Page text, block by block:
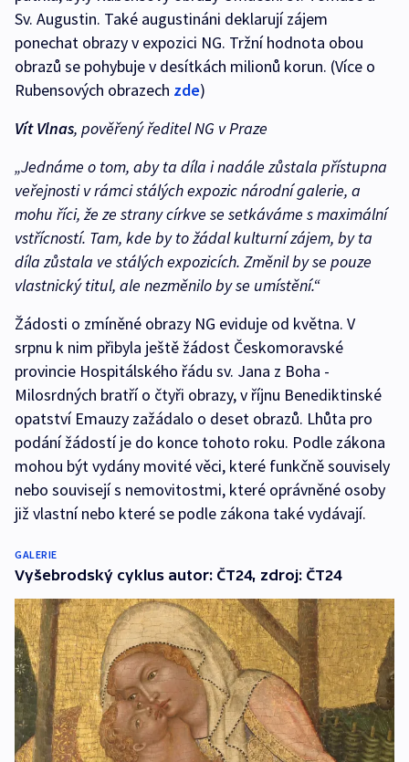
Sv. Augustin. Také augustináni deklarují zájem
ponechat obrazy v expozici NG. Tržní hodnota obou
obrazů se pohybuje v desítkách milionů korun. (Více o
Rubensových obrazech zde)
Vít Vlnas, pověřený ředitel NG v Praze
„Jednáme o tom, aby ta díla i nadále zůstala přístupna
veřejnosti v rámci stálých expozic národní galerie, a
mohu říci, že ze strany církve se setkáváme s maximální
vstřícností. Tam, kde by to žádal kulturní zájem, by ta
díla zůstala ve stálých expozicích. Změnil by se pouze
vlastnický titul, ale nezměnilo by se umístění.“
Žádosti o zmíněné obrazy NG eviduje od května. V
srpnu k nim přibyla ještě žádost Českomoravské
provincie Hospitálského řádu sv. Jana z Boha -
Milosrdných bratří o čtyři obrazy, v říjnu Benediktinské
opatství Emauzy zažádalo o deset obrazů. Lhůta pro
podání žádostí je do konce tohoto roku. Podle zákona
mohou být vydány movité věci, které funkčně souvisely
nebo souvisejí s nemovitostmi, které oprávněné osoby
již vlastní nebo které se podle zákona také vydávají.
GALERIE
Vyšebrodský cyklus autor: ČT24, zdroj: ČT24